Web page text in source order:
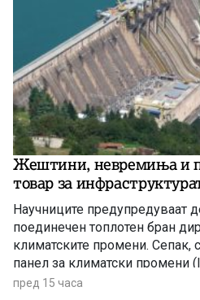
Жештини, невремиња и
товар за
Научниците предупредуваат
поединечен топлотен бран
климатските промени. Сепак,
панел за климатски промени
затоплување придонесува
пред 15 часа